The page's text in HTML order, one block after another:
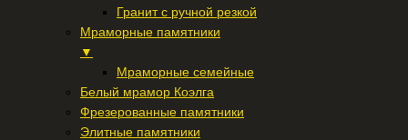
Гранит с ручной резкой
Мраморные памятники
▼
Мраморные семейные
Белый мрамор Коэлга
Фрезерованные памятники
Элитные памятники